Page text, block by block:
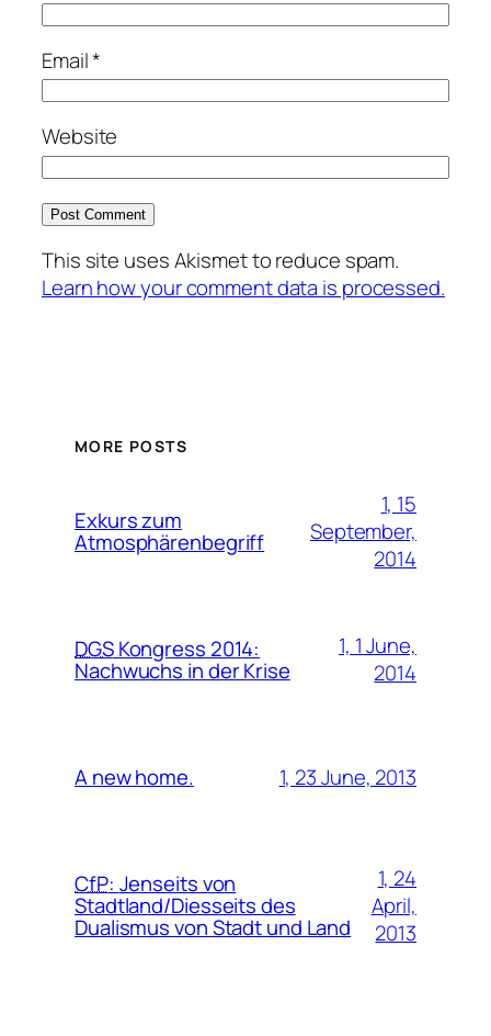
Email*
Website
This site uses Akismet to reduce spam.
Learn how your comment data is processed.
MORE POSTS
Exkurs zum
Atmosphärenbegriff
1, 15
September,
2014
DGSKongress 2014:
Nachwuchs in der Krise
1, 1 June,
2014
A new home. 1, 23 June, 2013
CfP: Jenseits von
Stadtland/Diesseits des
Dualismus von Stadt und Land
1, 24
April,
2013